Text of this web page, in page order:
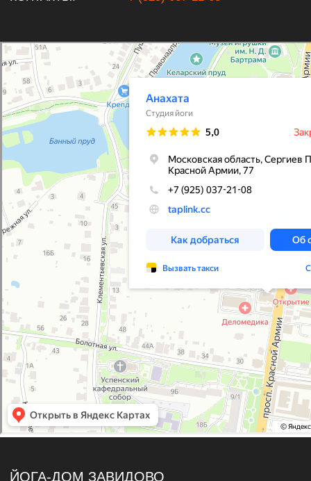
Московская область, г.о Красногорск,
деревня Гаврилково, жилой комплекс Эдем,
улица 17-й Квартал, 11
ЧАСЫ РАБОТЫ:
ЕЖЕДНЕВНО 09.00−21.00
+7 (495) 768-01-08
ШАНТИ-ШАКТИ ДОМ ВОСТОЧНЫХ ПРАКТИК